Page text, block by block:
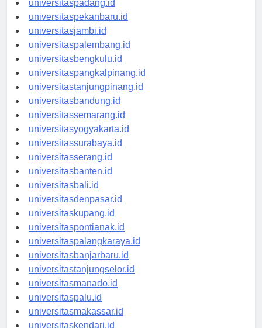
universitaspadang.id
universitaspekanbaru.id
universitasjambi.id
universitaspalembang.id
universitasbengkulu.id
universitaspangkalpinang.id
universitastanjungpinang.id
universitasbandung.id
universitassemarang.id
universitasyogyakarta.id
universitassurabaya.id
universitasserang.id
universitasbanten.id
universitasbali.id
universitasdenpasar.id
universitaskupang.id
universitaspontianak.id
universitaspalangkaraya.id
universitasbanjarbaru.id
universitastanjungselor.id
universitasmanado.id
universitaspalu.id
universitasmakassar.id